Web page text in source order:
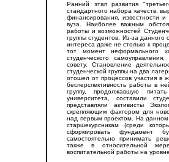
Ранний этап развития
стандартного набора качеств,
финансирования, известности и
вуза. Наиболее важным
работы и возможностей
группы студентов. Из-за данного
интереса даже не столько к
тот момент неформального
студенческого
совету. Становление
студенческой группы на два
отошел от процессов участия в
бесперспективность работы в
группу, продолжавшую
университета, составили
представляли активисты
скрепляющим фактором для
над первым проектом. На
старшекурсникам (среди
сформировать фундамент
самостоятельно принимать
также в относительной
воспитательной работы на